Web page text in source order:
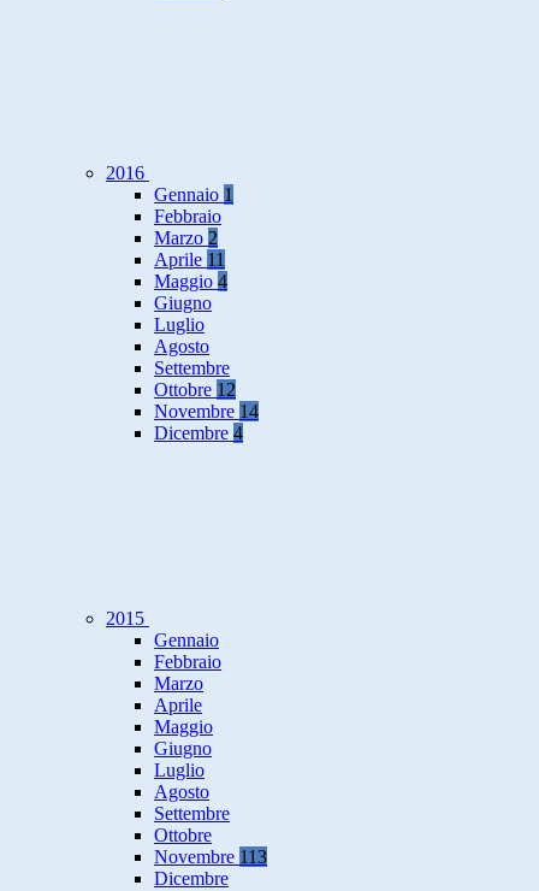
2016
Gennaio 1
Febbraio
Marzo 2
Aprile 11
Maggio 4
Giugno
Luglio
Agosto
Settembre
Ottobre 12
Novembre 14
Dicembre 4
2015
Gennaio
Febbraio
Marzo
Aprile
Maggio
Giugno
Luglio
Agosto
Settembre
Ottobre
Novembre 113
Dicembre